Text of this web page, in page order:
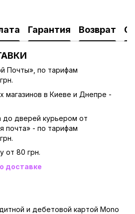
Гарантия Возврат
Почты», по тарифам
магазинов в Киеве и Днепре -
до дверей курьером от
почта» - по тарифам
от 80 грн.
доставке
и дебетовой картой Mono